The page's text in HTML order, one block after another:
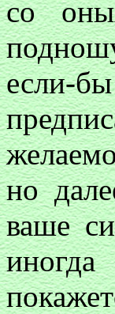
со
если-
но
ваше